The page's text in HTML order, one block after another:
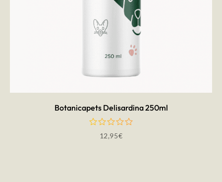
AÑADIR AL CARRITO
Botanicapets Delisardina 250ml
12,95€